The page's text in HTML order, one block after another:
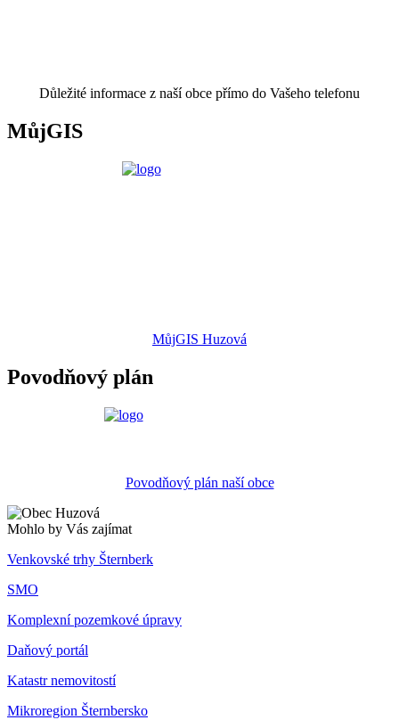
Důležité informace z naší obce přímo do Vašeho telefonu
MůjGIS
MůjGIS Huzová
Povodňový plán
Povodňový plán naší obce
Mohlo by Vás zajímat
Venkovské trhy Šternberk
SMO
Komplexní pozemkové úpravy
Daňový portál
Katastr nemovitostí
Mikroregion Šternbersko